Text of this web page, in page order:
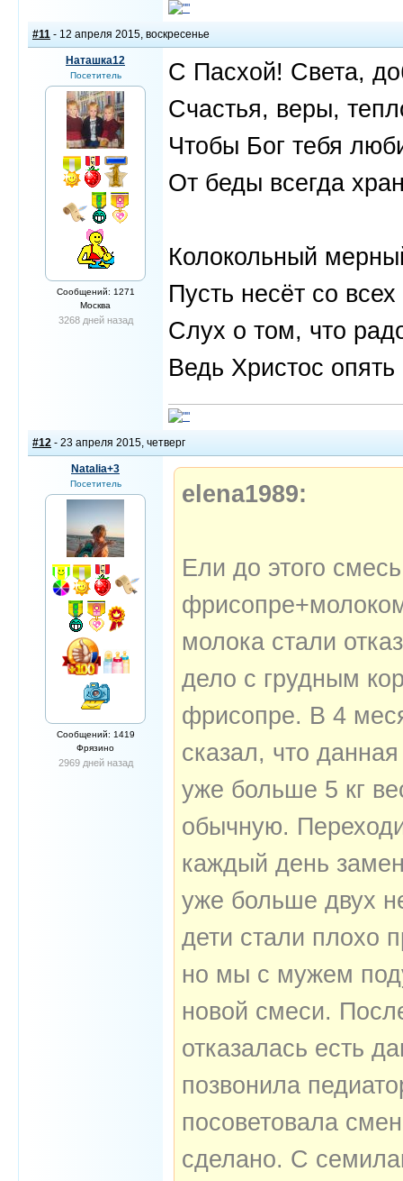
#11 - 12 апреля 2015, воскресенье
Наташка12
Посетитель
Сообщений: 1271
Москва
3268 дней назад
С Пасхой! Света,
Счастья, веры,
Чтобы Бог тебя
От беды всегда
Колокольный
Пусть несёт со
Слух о том, что
Ведь Христос опять
#12 - 23 апреля 2015, четверг
Natalia+3
Посетитель
Сообщений: 1419
Фрязино
2969 дней назад
elena1989:
Ели до этого
молока стали
дело с грудным
фрисопре. В 4
сказал, что
уже больше 5 кг
обычную.
каждый день
уже больше двух
дети стали плохо
но мы с мужем
новой смеси.
отказалась есть
позвонила
посоветовала
сделано. С